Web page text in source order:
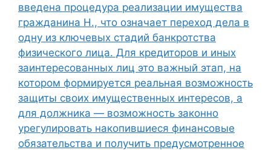
введена процедура реализации имущества
гражданина Н., что означает переход дела в
одну из ключевых стадий банкротства
физического лица. Для кредиторов и иных
заинтересованных лиц это важный этап, на
котором формируется реальная возможность
защиты своих имущественных интересов, а
для должника — возможность законно
урегулировать накопившиеся финансовые
обязательства и получить предусмотренное